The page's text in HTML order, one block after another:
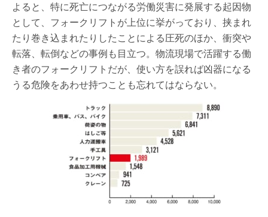
よると、特に死亡につながる労働災害に発展する起因物
として、フォークリフトが上位に挙がっており、挟まれ
たり巻き込まれたりしたことによる圧死のほか、衝突や
転落、転倒などの事例も目立つ。物流現場で活躍する働
き者のフォークリフトだが、使い方を誤れば凶器になる
うる危険をあわせ持つことも忘れてはならない。